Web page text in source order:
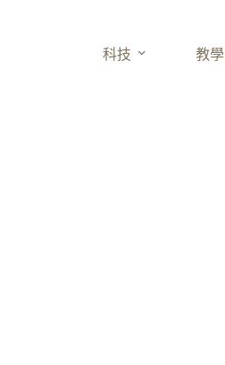
科技 教學